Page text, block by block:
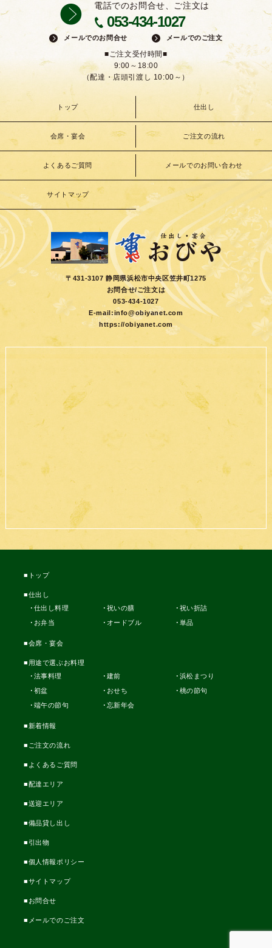
電話でのお問合せ、ご注文は
053-434-1027
メールでのお問合せ メールでのご注文
■ご注文受付時間■
9:00～18:00
（配達・店頭引渡し 10:00～）
トップ 仕出し
会席・宴会 ご注文の流れ
よくあるご質問 メールでのお問い合わせ
サイトマップ
〒431-3107 静岡県浜松市中央区笠井町1275
お問合せ/ご注文は
053-434-1027
E-mail:info@obiyanet.com
https://obiyanet.com
トップ
仕出し
仕出し料理
祝いの膳
祝い折詰
お弁当
オードブル 単品
会席・宴会
用途で選ぶお料理
法事料理
建前
浜松まつり
初盆
おせち
桃の節句
端午の節句
忘新年会
新着情報
ご注文の流れ
よくあるご質問
配達エリア
送迎エリア
備品貸し出し
引出物
個人情報ポリシー
サイトマップ
お問合せ
メールでのご注文